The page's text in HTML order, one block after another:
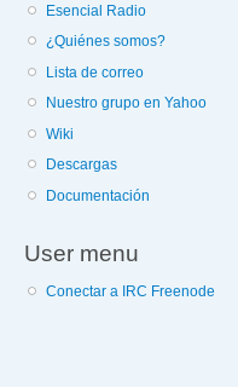
Esencial Radio
¿Quiénes somos?
Lista de correo
Nuestro grupo en Yahoo
Wiki
Descargas
Documentación
User menu
Conectar a IRC Freenode